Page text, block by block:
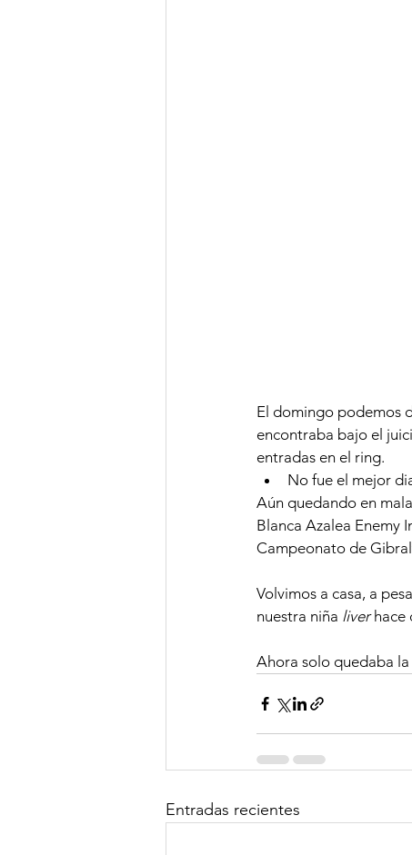
El domingo podemos
encontraba bajo el
entradas en el ring.
No fue el mejor
Aún quedando en
Blanca Azalea Enemy
Campeonato de
Volvimos a casa, a
nuestra niña liver hace
Ahora solo quedaba la
Entradas recientes